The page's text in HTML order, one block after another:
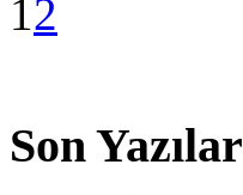
12
Son Yazılar